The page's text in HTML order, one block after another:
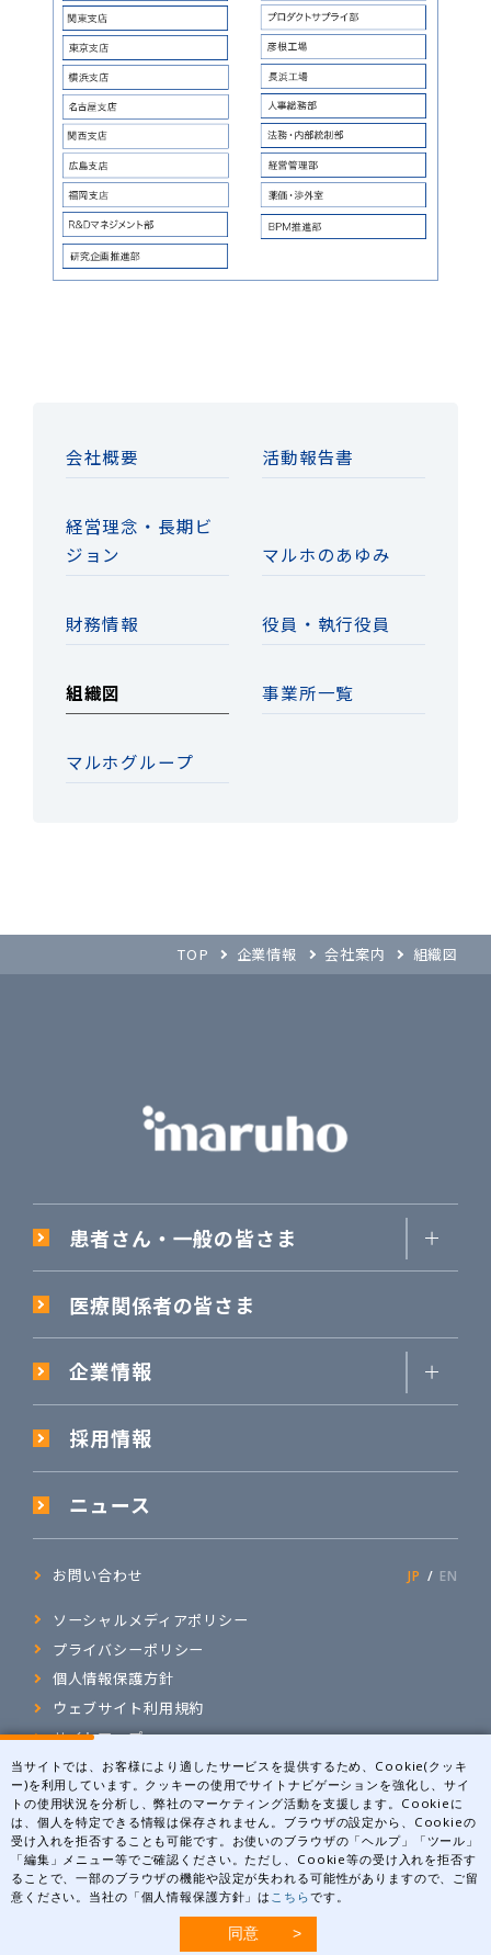
当サイトでは、お客様により適したサービスを提供するため、Cookie(クッキ
ー)を利用しています。クッキーの使用でサイトナビゲーションを強化し、サイ
トの使用状況を分析し、弊社のマーケティング活動を支援します。Cookieに
は、個人を特定できる情報は保存されません。ブラウザの設定から、Cookieの
受け入れを拒否することも可能です。お使いのブラウザの「ヘルプ」「ツール」
「編集」メニュー等でご確認ください。ただし、Cookie等の受け入れを拒否す
ることで、一部のブラウザの機能や設定が失われる可能性がありますので、ご留
意ください。当社の「個人情報保護方針」は こちらです。
TOP 企業情報 会社案内 組織図
会社概要 活動報告書
経営理念・長期ビ
ジョン
マルホのあゆみ
財務情報 役員・執行役員
組織図 事業所一覧
マルホグループ
患者さん・一般の皆さま
医療関係者の皆さま
企業情報
採用情報
ニュース
お問い合わせ JP EN
ソーシャルメディアポリシー
プライバシーポリシー
個人情報保護方針
ウェブサイト利用規約
サイトマップ
〒531-0071 大阪府大阪市北区中津1丁目5-22
アクセスマップ
©Maruho Co., Ltd. All rights reserved.